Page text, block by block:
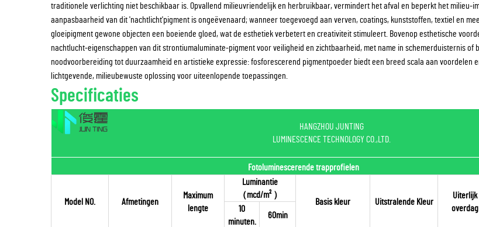
traditionele verlichting niet beschikbaar is. Opvallend milieuvriendelijk en herbruikbaar, vermindert het afval en beperkt het milieu-
aanpasbaarheid van dit 'nachtlicht'pigment is ongeëvenaard; wanneer toegevoegd aan verven, coatings, kunststoffen, textiel en
gloeipigment gewone objecten een boeiende gloed, wat de esthetiek verbetert en creativiteit stimuleert. Bovenop esthetische
nachtlucht-eigenschappen van dit strontiumaluminate-pigment voor veiligheid en zichtbaarheid, met name in schemerduisternis of
noodvoorbereiding tot duurzaamheid en artistieke expressie: fosforescerend pigmentpoeder biedt een breed scala aan voordelen
lichtgevende, milieubewuste oplossing voor uiteenlopende toepassingen.
Specificaties
HANGZHOU JUNTING
LUMINESCENCE TECHNOLOGY CO.,LTD.
Fotoluminescerende trapprofielen
Model NO. Afmetingen
Maximum
lengte
Luminantie
（mcd/m² ）
Basis kleur Uitstralende Kleur
Uiterlijk
overdag
10
minuten.
60min